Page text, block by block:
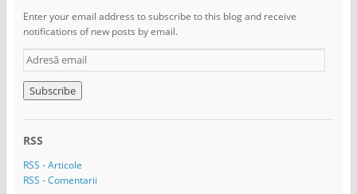
Enter your email address to subscribe to this blog and receive
notifications of new posts by email.
A
d
r
e
s
e
m
a
RSS
RSS - Articole
RSS - Comentarii